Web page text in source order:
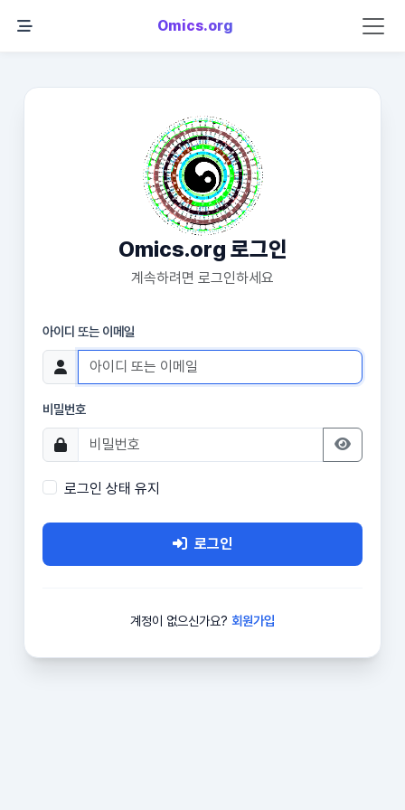
Omics.org
Omics.org 로그인
계속하려면 로그인하세요
아이디 또는 이메일
비밀번호
로그인 상태 유지
로그인
계정이 없으신가요? 회원가입